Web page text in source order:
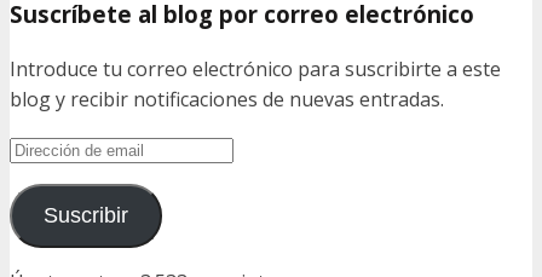
Suscríbete al blog por correo electrónico
Introduce tu correo electrónico para suscribirte a este
blog y recibir notificaciones de nuevas entradas.
Dirección
emailSuscribir